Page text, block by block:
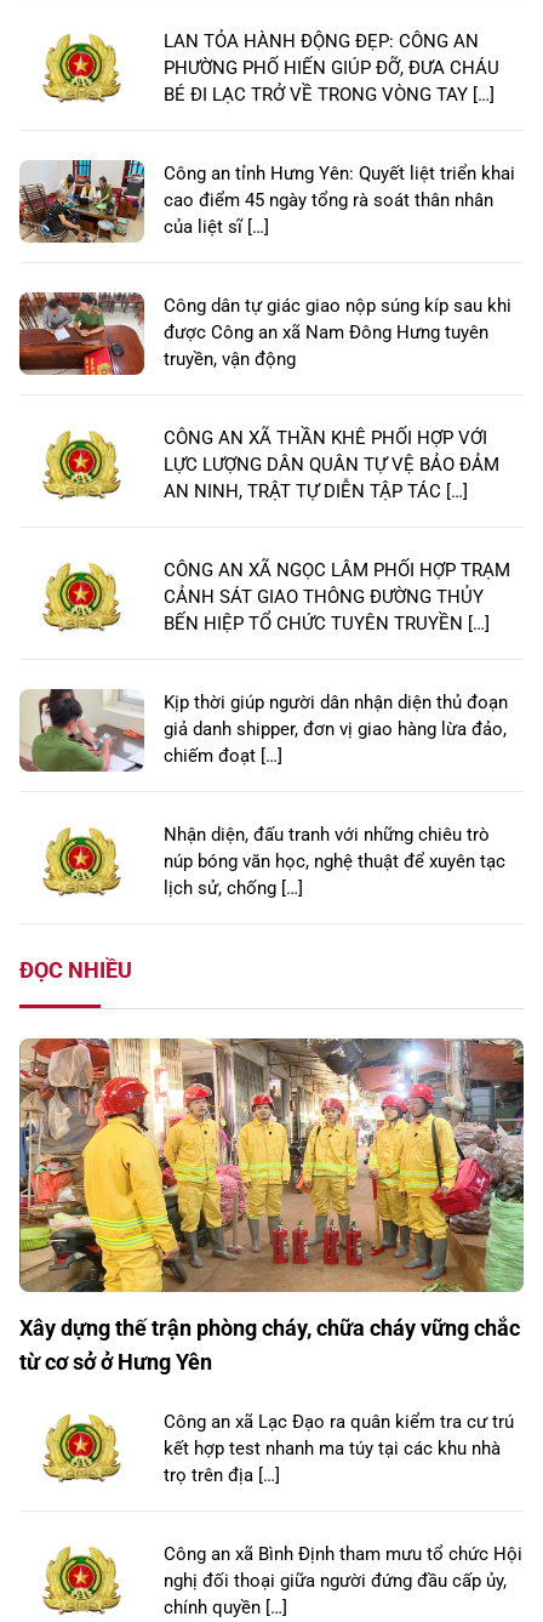
LAN TỎA HÀNH ĐỘNG ĐẸP: CÔNG AN
PHƯỜNG PHỐ HIẾN GIÚP ĐỠ, ĐƯA CHÁU
BÉ ĐI LẠC TRỞ VỀ TRONG VÒNG TAY […]
Công an tỉnh Hưng Yên: Quyết liệt triển khai
cao điểm 45 ngày tổng rà soát thân nhân
của liệt sĩ […]
Công dân tự giác giao nộp súng kíp sau khi
được Công an xã Nam Đông Hưng tuyên
truyền, vận động
CÔNG AN XÃ THẦN KHÊ PHỐI HỢP VỚI
LỰC LƯỢNG DÂN QUÂN TỰ VỆ BẢO ĐẢM
AN NINH, TRẬT TỰ DIỄN TẬP TÁC […]
CÔNG AN XÃ NGỌC LÂM PHỐI HỢP TRẠM
CẢNH SÁT GIAO THÔNG ĐƯỜNG THỦY
BẾN HIỆP TỔ CHỨC TUYÊN TRUYỀN […]
Kịp thời giúp người dân nhận diện thủ đoạn
giả danh shipper, đơn vị giao hàng lừa đảo,
chiếm đoạt […]
Nhận diện, đấu tranh với những chiêu trò
núp bóng văn học, nghệ thuật để xuyên tạc
lịch sử, chống […]
ĐỌC NHIỀU
Xây dựng thế trận phòng cháy, chữa cháy vững chắc
từ cơ sở ở Hưng Yên
Công an xã Lạc Đạo ra quân kiểm tra cư trú
kết hợp test nhanh ma túy tại các khu nhà
trọ trên địa […]
Công an xã Bình Định tham mưu tổ chức Hội
nghị đối thoại giữa người đứng đầu cấp ủy,
chính quyền […]